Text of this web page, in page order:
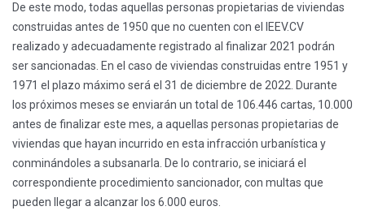
De este modo, todas aquellas personas propietarias de viviendas
construidas antes de 1950 que no cuenten con el IEEV.CV
realizado y adecuadamente registrado al finalizar 2021 podrán
ser sancionadas. En el caso de viviendas construidas entre 1951 y
1971 el plazo máximo será el 31 de diciembre de 2022. Durante
los próximos meses se enviarán un total de 106.446 cartas, 10.000
antes de finalizar este mes, a aquellas personas propietarias de
viviendas que hayan incurrido en esta infracción urbanística y
conminándoles a subsanarla. De lo contrario, se iniciará el
correspondiente procedimiento sancionador, con multas que
pueden llegar a alcanzar los 6.000 euros.